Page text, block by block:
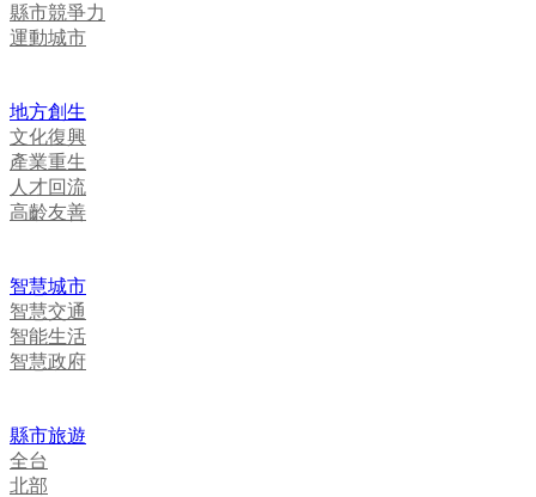
縣市競爭力
運動城市
地方創生
文化復興
產業重生
人才回流
高齡友善
智慧城市
智慧交通
智能生活
智慧政府
縣市旅遊
全台
北部